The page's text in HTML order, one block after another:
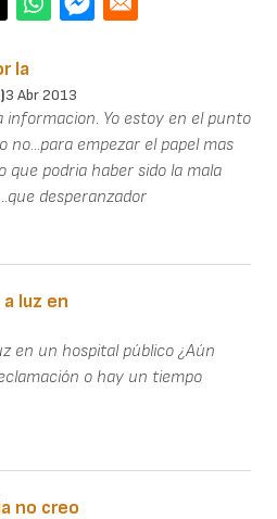
la
3 Abr 2013
informacion. Yo estoy en el punto
no...para empezar el papel mas
que podria haber sido la mala
desperanzador
luz en
en un hospital público ¿Aún
o hay un tiempo
no creo